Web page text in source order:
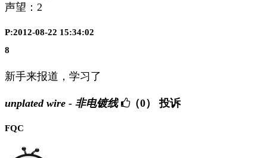
声望： 2
P:2012-08-22 15:34:02
8
新手来报道，学习了
unplated wire - 非电镀线 （0） 投诉
FQC